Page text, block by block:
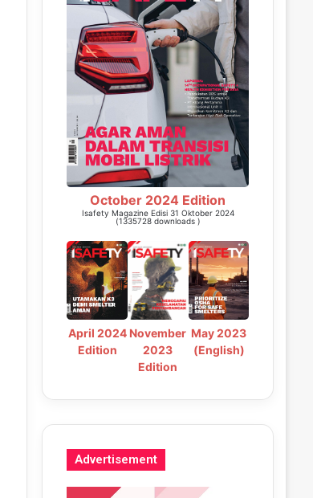
October 2024 Edition
Isafety Magazine Edisi 31 Oktober 2024
(1335728 downloads )
April 2024
Edition
November
2023
Edition
May 2023
(English)
Advertisement